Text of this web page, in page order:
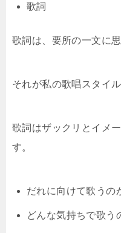
歌詞
歌詞は、要所の一文に
それが私の歌唱スタイル
歌詞はザックリとイメ
す。
だれに向けて歌うの
どんな気持ちで歌う